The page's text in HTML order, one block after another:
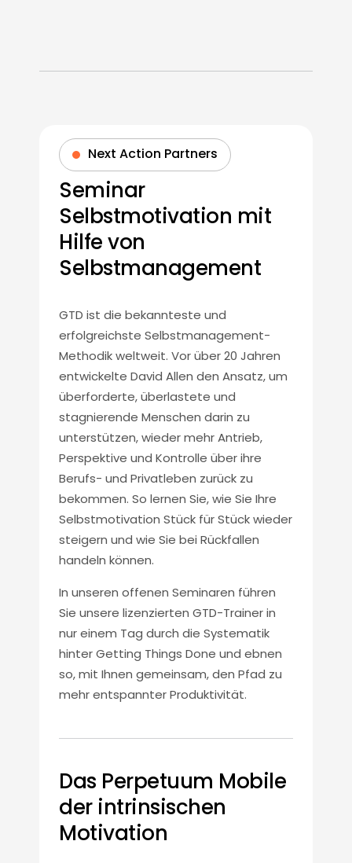
Next Action Partners
Seminar
Selbstmotivation mit
Hilfe von
Selbstmanagement
GTD ist die bekannteste und
erfolgreichste Selbstmanagement-
Methodik weltweit. Vor über 20 Jahren
entwickelte David Allen den Ansatz, um
überforderte, überlastete und
stagnierende Menschen darin zu
unterstützen, wieder mehr Antrieb,
Perspektive und Kontrolle über ihre
Berufs- und Privatleben zurück zu
bekommen. So lernen Sie, wie Sie Ihre
Selbstmotivation Stück für Stück wieder
steigern und wie Sie bei Rückfallen
handeln können.
In unseren offenen Seminaren führen
Sie unsere lizenzierten GTD-Trainer in
nur einem Tag durch die Systematik
hinter Getting Things Done und ebnen
so, mit Ihnen gemeinsam, den Pfad zu
mehr entspannter Produktivität.
Das Perpetuum Mobile
der intrinsischen
Motivation